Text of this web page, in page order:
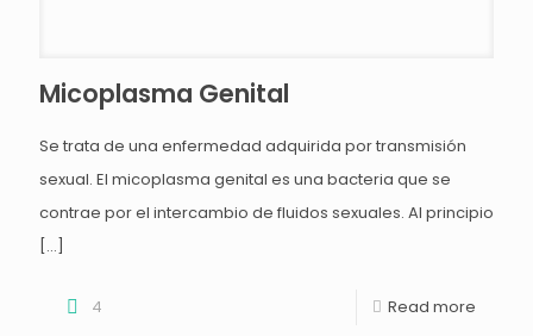
Micoplasma Genital
Se trata de una enfermedad adquirida por transmisión
sexual. El micoplasma genital es una bacteria que se
contrae por el intercambio de fluidos sexuales. Al principio
[…]
4 Read more